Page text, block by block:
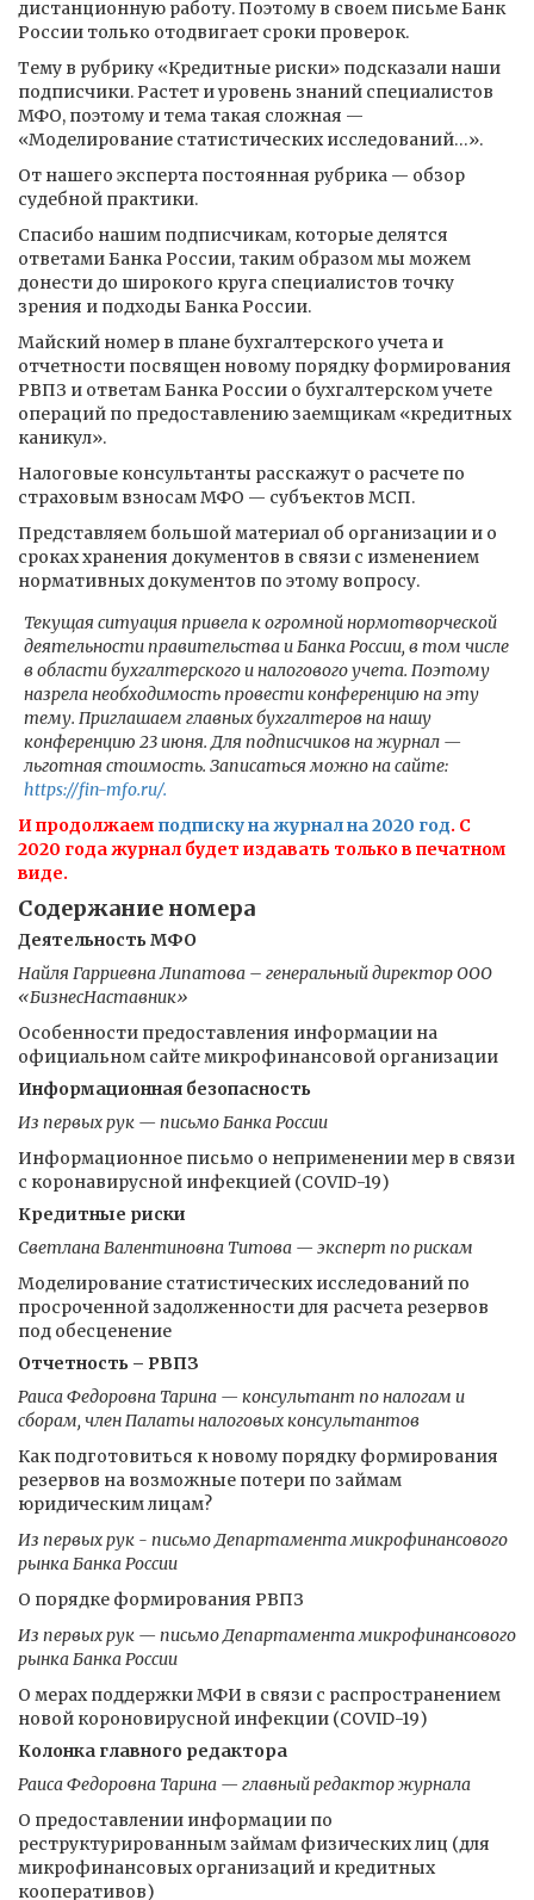
дистанционную работу. Поэтому в своем письме Банк
России только отодвигает сроки проверок.
Тему в рубрику «Кредитные риски» подсказали наши
подписчики. Растет и уровень знаний специалистов
МФО, поэтому и тема такая сложная —
«Моделирование статистических исследований…».
От нашего эксперта постоянная рубрика — обзор
судебной практики.
Спасибо нашим подписчикам, которые делятся
ответами Банка России, таким образом мы можем
донести до широкого круга специалистов точку
зрения и подходы Банка России.
Майский номер в плане бухгалтерского учета и
отчетности посвящен новому порядку формирования
РВПЗ и ответам Банка России о бухгалтерском учете
операций по предоставлению заемщикам «кредитных
каникул».
Налоговые консультанты расскажут о расчете по
страховым взносам МФО — субъектов МСП.
Представляем большой материал об организации и о
сроках хранения документов в связи с изменением
нормативных документов по этому вопросу.
Текущая ситуация привела к огромной нормотворческой
деятельности правительства и Банка России, в том числе
в области бухгалтерского и налогового учета. Поэтому
назрела необходимость провести конференцию на эту
тему. Приглашаем главных бухгалтеров на нашу
конференцию 23 июня. Для подписчиков на журнал —
льготная стоимость. Записаться можно на сайте:
https://fin-mfo.ru/.
И продолжаем подписку на журнал на 2020 год. С
2020 года журнал будет издавать только в печатном
виде.
Содержание номера
Деятельность МФО
Найля Гарриевна Липатова – генеральный директор ООО
«БизнесНаставник»
Особенности предоставления информации на
официальном сайте микрофинансовой организации
Информационная безопасность
Из первых рук — письмо Банка России
Информационное письмо о неприменении мер в связи
с коронавирусной инфекцией (СOVID-19)
Кредитные риски
Светлана Валентиновна Титова — эксперт по рискам
Моделирование статистических исследований по
просроченной задолженности для расчета резервов
под обесценение
Отчетность – РВПЗ
Раиса Федоровна Тарина — консультант по налогам и
сборам, член Палаты налоговых консультантов
Как подготовиться к новому порядку формирования
резервов на возможные потери по займам
юридическим лицам?
Из первых рук - письмо Департамента микрофинансового
рынка Банка России
О порядке формирования РВПЗ
Из первых рук — письмо Департамента микрофинансового
рынка Банка России
О мерах поддержки МФИ в связи с распространением
новой короновирусной инфекции (COVID-19)
Колонка главного редактора
Раиса Федоровна Тарина — главный редактор журнала
О предоставлении информации по
реструктурированным займам физических лиц (для
микрофинансовых организаций и кредитных
кооперативов)